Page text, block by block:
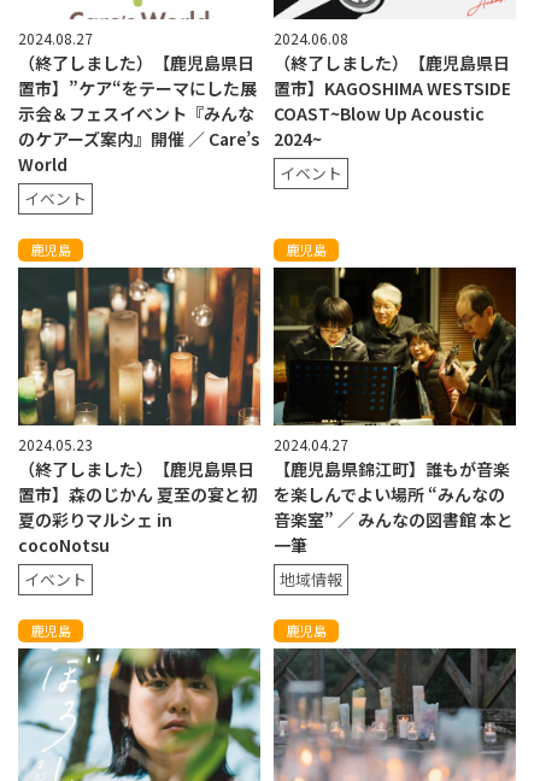
2024.08.27
（終了しました）【鹿児島県日
置市】”ケア“をテーマにした展
示会＆フェスイベント『みんな
のケアーズ案内』開催 ／ Care’s
World
イベント
2024.06.08
（終了しました）【鹿児島県日
置市】KAGOSHIMA WESTSIDE
COAST~Blow Up Acoustic
2024~
イベント
鹿児島
2024.05.23
（終了しました）【鹿児島県日
置市】森のじかん 夏至の宴と初
夏の彩りマルシェ in
cocoNotsu
イベント
鹿児島
2024.04.27
【鹿児島県錦江町】誰もが音楽
を楽しんでよい場所 “みんなの
音楽室” ／ みんなの図書館 本と
一筆
地域情報
鹿児島 鹿児島